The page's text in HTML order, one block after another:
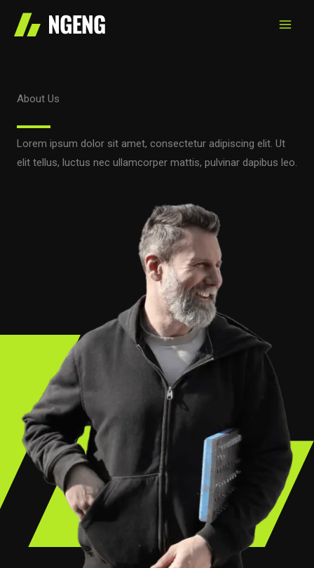
About Us
Lorem ipsum dolor sit amet, consectetur adipiscing elit. Ut
elit tellus, luctus nec ullamcorper mattis, pulvinar dapibus leo.